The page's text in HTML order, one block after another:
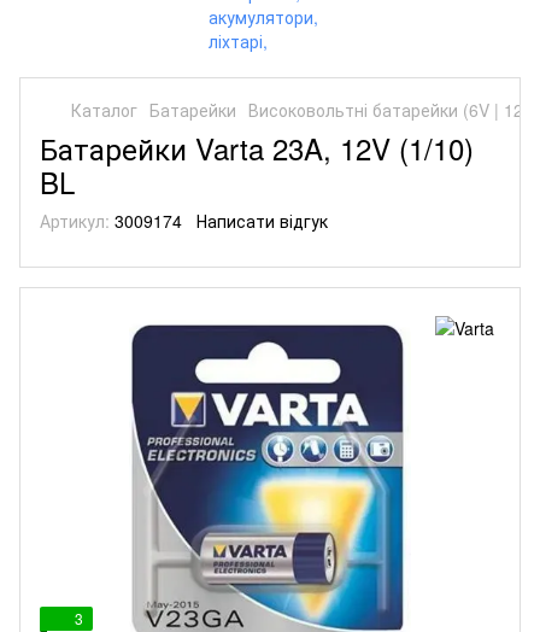
Каталог Батарейки Високовольтні батарейки (6V | 12V)
Батарейки Varta 23A, 12V (1/10)
BL
Артикул: 3009174 Написати відгук
3